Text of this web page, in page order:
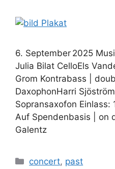
6. September 2025
Julia Bilat CelloEls
Grom Kontrabass |
DaxophonHarri
Sopransaxofon
Auf Spendenbasis | on
Galentz
Kategorien
concert, past